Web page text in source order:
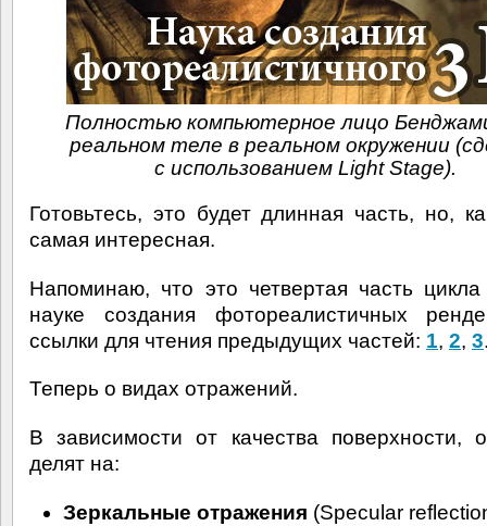
Полностью компьютерное лицо
реальном теле в реальном окружении
с использованием Light Stage).
Готовьтесь, это будет длинная часть, но,
самая интересная.
Напоминаю, что это четвертая часть
науке создания фотореалистичных
ссылки для чтения предыдущих частей: 1, 2, 3
Теперь о видах отражений.
В зависимости от качества поверхности,
делят на:
Зеркальные отражения (Specular